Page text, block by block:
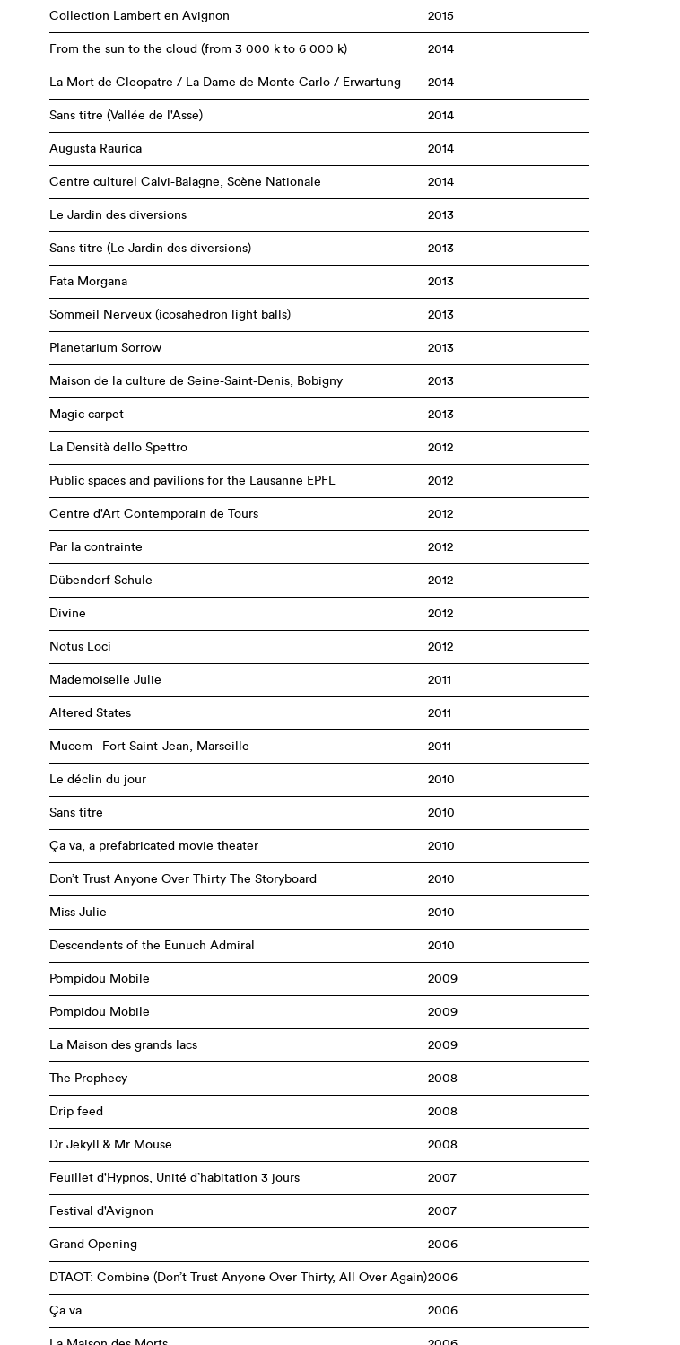
Collection Lambert en Avignon 2015
From the sun to the cloud (from 3 000 k to 6 000 k) 2014
La Mort de Cleopatre / La Dame de Monte Carlo / Erwartung 2014
Sans titre (Vallée de l'Asse) 2014
Augusta Raurica 2014
Centre culturel Calvi-Balagne, Scène Nationale 2014
Le Jardin des diversions 2013
Sans titre (Le Jardin des diversions) 2013
Fata Morgana 2013
Sommeil Nerveux (icosahedron light balls) 2013
Planetarium Sorrow 2013
Maison de la culture de Seine-Saint-Denis, Bobigny 2013
Magic carpet 2013
La Densità dello Spettro 2012
Public spaces and pavilions for the Lausanne EPFL 2012
Centre d'Art Contemporain de Tours 2012
Par la contrainte 2012
Dübendorf Schule 2012
Divine 2012
Notus Loci 2012
Mademoiselle Julie 2011
Altered States 2011
Mucem - Fort Saint-Jean, Marseille 2011
Le déclin du jour 2010
Sans titre 2010
Ça va, a prefabricated movie theater 2010
Don’t Trust Anyone Over Thirty The Storyboard 2010
Miss Julie 2010
Descendents of the Eunuch Admiral 2010
Pompidou Mobile 2009
Pompidou Mobile 2009
La Maison des grands lacs 2009
The Prophecy 2008
Drip feed 2008
Dr Jekyll & Mr Mouse 2008
Feuillet d'Hypnos, Unité d’habitation 3 jours 2007
Festival d'Avignon 2007
Grand Opening 2006
DTAOT: Combine (Don’t Trust Anyone Over Thirty, All Over Again)2006
Ça va 2006